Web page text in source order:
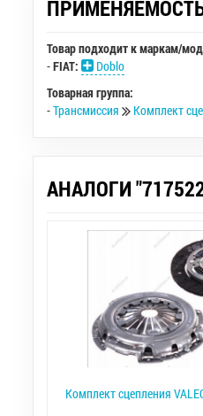
Товар подходит к маркам/
-FIAT:
Doblo
Товарная группа:
-Трансмиссия Комплект
АНАЛОГИ
Комплект сцепления